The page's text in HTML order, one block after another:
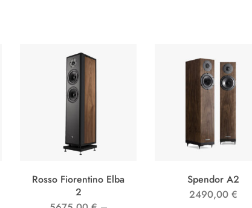
Rosso Fiorentino Elba
2
Spendor A2
2490,00 €